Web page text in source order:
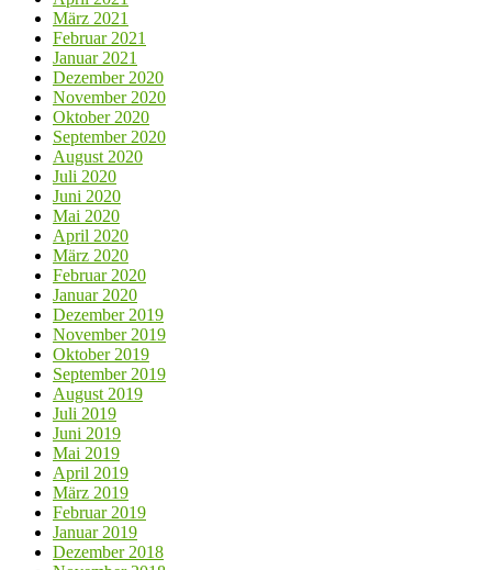
März 2021
Februar 2021
Januar 2021
Dezember 2020
November 2020
Oktober 2020
September 2020
August 2020
Juli 2020
Juni 2020
Mai 2020
April 2020
März 2020
Februar 2020
Januar 2020
Dezember 2019
November 2019
Oktober 2019
September 2019
August 2019
Juli 2019
Juni 2019
Mai 2019
April 2019
März 2019
Februar 2019
Januar 2019
Dezember 2018